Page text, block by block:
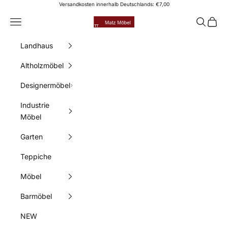
Zum Inhalt springenVersandkosten innerhalb Deutschlands: €7,00
Matz Möbel
Menü Suchen
Landhaus
Altholzmöbel
Designermöbel
Industrie
Möbel
Garten
Teppiche
Möbel
Barmöbel
NEW